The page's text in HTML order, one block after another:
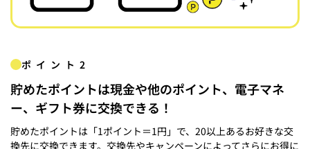
ポイント2
貯めたポイントは現金や他のポイント、電子マネ
ー、ギフト券に交換できる！
貯めたポイントは「1ポイント＝1円」で、20以上あるお好きな交
換先に交換できます。交換先やキャンペーンによってさらにお得に